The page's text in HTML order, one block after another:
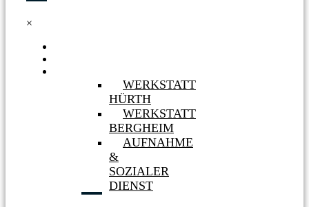
×
WERKSTATT
HÜRTH
WERKSTATT
BERGHEIM
AUFNAHME
&
SOZIALER
DIENST